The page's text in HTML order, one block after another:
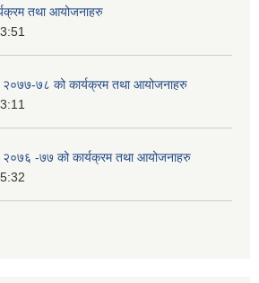
तथा आयोजनाहरु
२०७७-७८ को कार्यक्रम तथा आयोजनाहरु
२०७६ -७७ को कार्यक्रम तथा आयोजनाहरु